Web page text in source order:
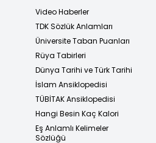
Video Haberler
TDK Sözlük Anlamları
Üniversite Taban Puanları
Rüya Tabirleri
Dünya Tarihi ve Türk Tarihi
İslam Ansiklopedisi
TÜBİTAK Ansiklopedisi
Hangi Besin Kaç Kalori
Eş Anlamlı Kelimeler
Sözlüğü